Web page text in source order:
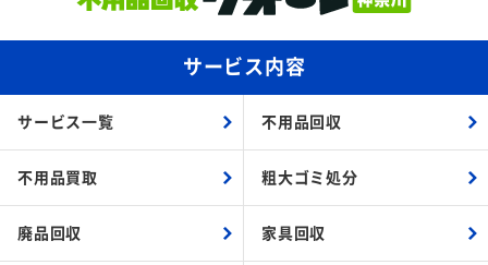
サービス内容
サービス一覧 不用品回収
不用品買取 粗大ゴミ処分
廃品回収 家具回収